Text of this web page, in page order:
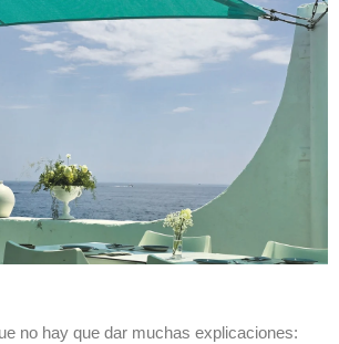
no hay que dar muchas explicaciones: